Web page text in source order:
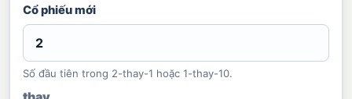
Cổ phiếu mới
Số đầu tiên trong 2-thay-1 hoặc 1-thay-10.